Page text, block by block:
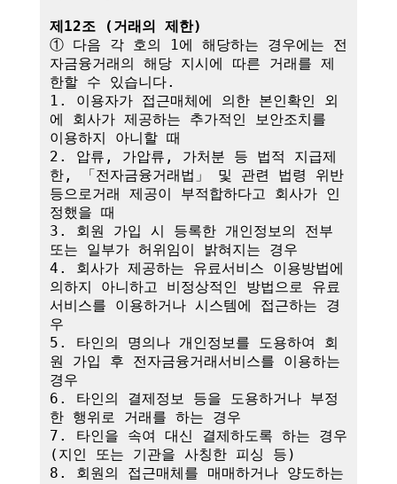
제12조 (거래의 제한)
① 다음 각 호의 1에 해당하는 경우에는 전
자금융거래의 해당 지시에 따른 거래를 제
한할 수 있습니다.
1. 이용자가 접근매체에 의한 본인확인 외
에 회사가 제공하는 추가적인 보안조치를
이용하지 아니할 때
2. 압류, 가압류, 가처분 등 법적 지급제
한, 「전자금융거래법」 및 관련 법령 위반
등으로거래 제공이 부적합하다고 회사가 인
정했을 때
3. 회원 가입 시 등록한 개인정보의 전부
또는 일부가 허위임이 밝혀지는 경우
4. 회사가 제공하는 유료서비스 이용방법에
의하지 아니하고 비정상적인 방법으로 유료
서비스를 이용하거나 시스템에 접근하는 경
우
5. 타인의 명의나 개인정보를 도용하여 회
원 가입 후 전자금융거래서비스를 이용하는
경우
6. 타인의 결제정보 등을 도용하거나 부정
한 행위로 거래를 하는 경우
7. 타인을 속여 대신 결제하도록 하는 경우
(지인 또는 기관을 사칭한 피싱 등)
8. 회원의 접근매체를 매매하거나 양도하는